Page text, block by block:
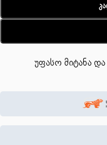
უფასო მიტანა